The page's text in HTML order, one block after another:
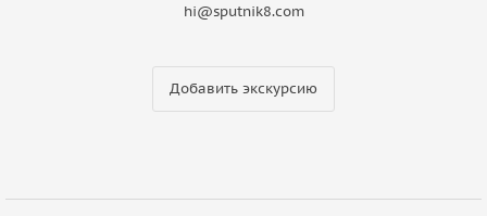
hi@sputnik8.com
Добавить экскурсию